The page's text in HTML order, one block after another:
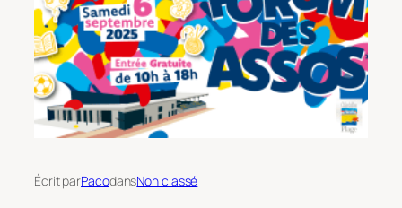
Écrit parPacodansNon classé